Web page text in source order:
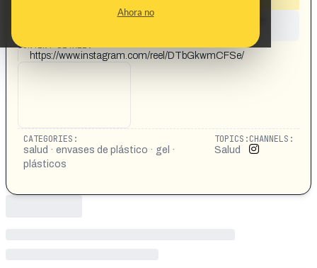
Ahora no
This content has not yet been investigated by the
CONTENT DETAIL:
https://www.instagram.com/reel/DTbGkwmCFSe/
CATEGORIES:
salud · envases de plástico · gel ·
plásticos
TOPICS:
Salud
CHANNELS: